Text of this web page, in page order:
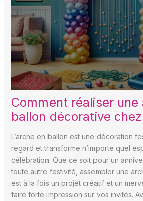
Comment réaliser une
ballon décorative
L’arche en ballon est une décoration
regard et transforme n’importe quel
célébration. Que ce soit pour un
toute autre festivité, assembler une
est à la fois un projet créatif et un
faire forte impression sur vos invités.